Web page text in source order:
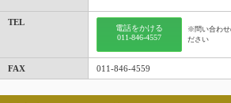
TEL
電話をかける
011-846-4557
※問い合わせ
ださい
FAX 011-846-4559